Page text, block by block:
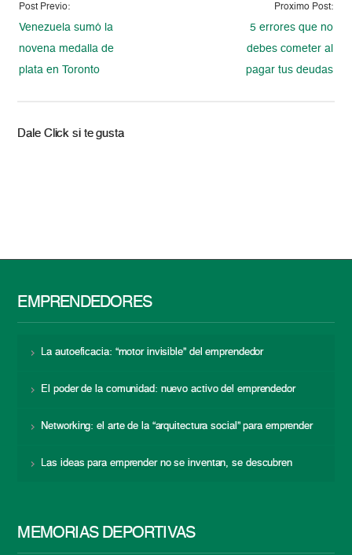
Post Previo:
Venezuela sumó la
novena medalla de
plata en Toronto
Proximo Post:
5 errores que no
debes cometer al
pagar tus deudas
Dale Click si te gusta
EMPRENDEDORES
La autoeficacia: “motor invisible” del emprendedor
El poder de la comunidad: nuevo activo del emprendedor
Networking: el arte de la “arquitectura social” para emprender
Las ideas para emprender no se inventan, se descubren
MEMORIAS DEPORTIVAS